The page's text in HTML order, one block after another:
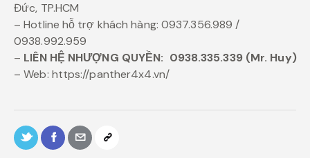
Đức, TP.HCM
– Hotline hỗ trợ khách hàng: 0937.356.989 /
0938.992.959
– LIÊN HỆ NHƯỢNG QUYỀN: 0938.335.339 (Mr. Huy)
– Web: https://panther4x4.vn/